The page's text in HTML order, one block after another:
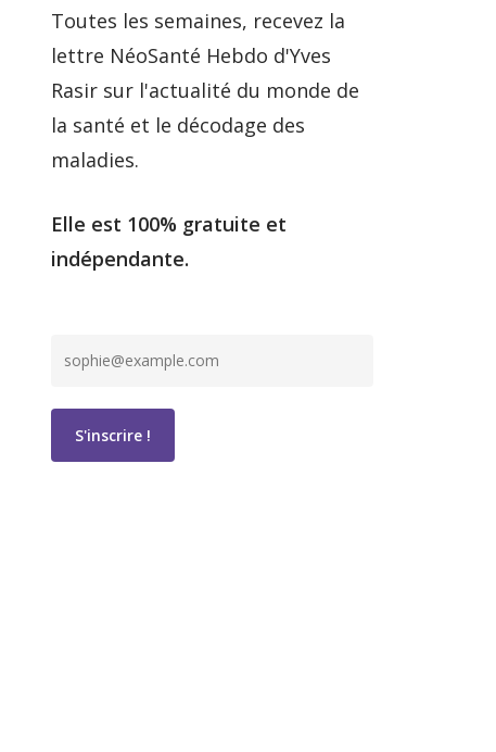
Toutes les semaines, recevez la
lettre NéoSanté Hebdo d'Yves
Rasir sur l'actualité du monde de
la santé et le décodage des
maladies.
Elle est 100% gratuite et
indépendante.